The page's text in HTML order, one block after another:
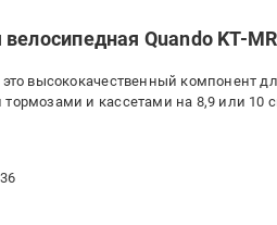
Quando KT-
это высококачественный компонент
и кассетами на 8,9 или 10